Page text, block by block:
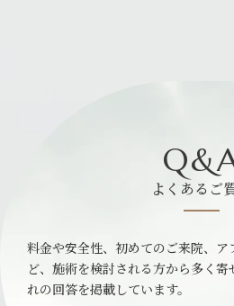
よくあるご
料金や安全性、初めてのご来院、ア
ど、施術を検討される方から多く
れの回答を掲載しています。